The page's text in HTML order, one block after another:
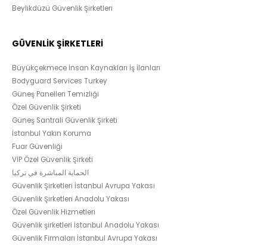
Beylikdüzü Güvenlik Şirketleri
GÜVENLİK ŞİRKETLERİ
Büyükçekmece İnsan Kaynakları İş İlanları
Bodyguard Services Turkey
Güneş Panelleri Temizliği
Özel Güvenlik Şirketi
Güneş Santrali Güvenlik Şirketi
İstanbul Yakın Koruma
Fuar Güvenliği
VİP Özel Güvenlik Şirketi
الحماية المباشرة في تركيا
Güvenlik Şirketleri İstanbul Avrupa Yakası
Güvenlik Şirketleri Anadolu Yakası
Özel Güvenlik Hizmetleri
Güvenlik şirketleri İstanbul Anadolu Yakası
Güvenlik Firmaları İstanbul Avrupa Yakası